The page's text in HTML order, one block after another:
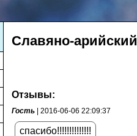
Славяно-
Отзывы:
Гость | 2016-06-06 22:09:37
спасибо!!!!!!!!!!!!!!